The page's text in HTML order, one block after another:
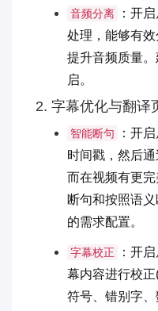
音频分离
：开
处理，能够有
提升音频质量
启。
2. 字幕优化与翻译
智能断句
：开
时间戳，然后
而在视频有更
断句和按照语
的需求配置。
字幕校正
：开
幕内容进行校
符号、错别字、